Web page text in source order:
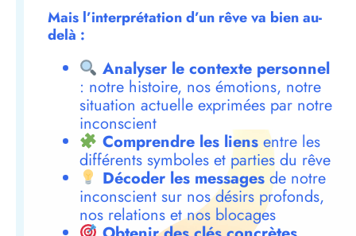
Mais l’interprétation d’un rêve va bien au-
delà :
Analyser le contexte personnel
: notre histoire, nos émotions, notre
situation actuelle exprimées par notre
inconscient
Comprendre les liensentre les
différents symboles et parties du rêve
Décoder les messagesde notre
inconscient sur nos désirs profonds,
nos relations et nos blocages